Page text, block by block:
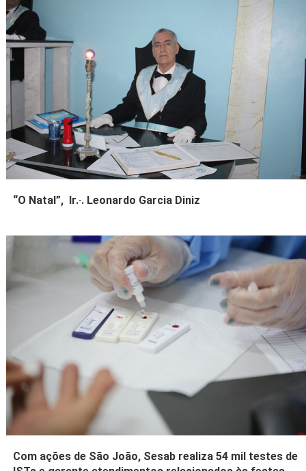
“O Natal”, Ir.·. Leonardo Garcia Diniz
Com ações de São João, Sesab realiza 54 mil testes de